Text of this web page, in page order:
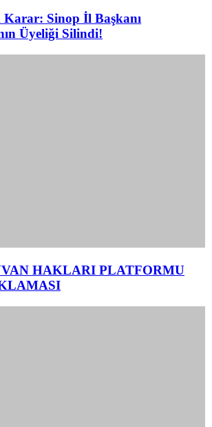
Karar: Sinop İl Başkanı
Üyeliği Silindi!
HAKLARI PLATFORMU